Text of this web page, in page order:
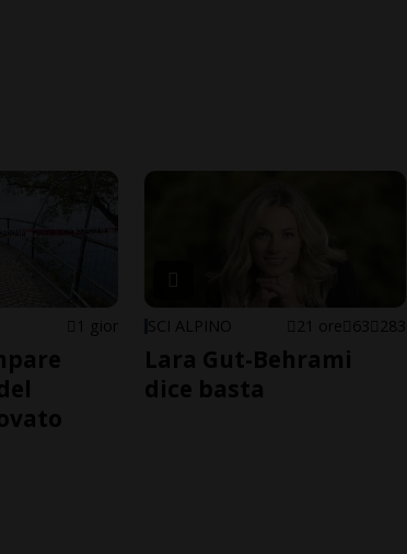
1 gior SCI ALPINO 21 ore 63 283
Lara Gut-Behrami
dice basta